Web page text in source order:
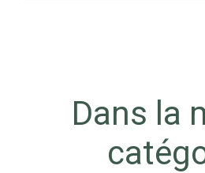
Dans la